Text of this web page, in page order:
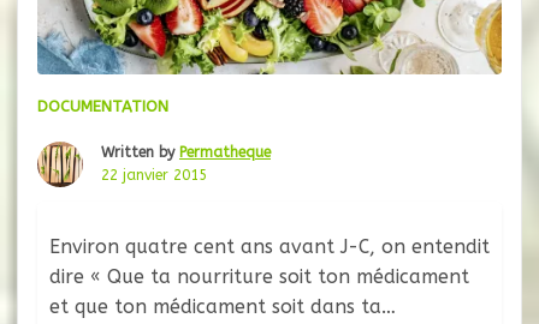
DOCUMENTATION
Written by Permatheque
22 janvier 2015
Environ quatre cent ans avant J-C, on entendit
dire « Que ta nourriture soit ton médicament
et que ton médicament soit dans ta